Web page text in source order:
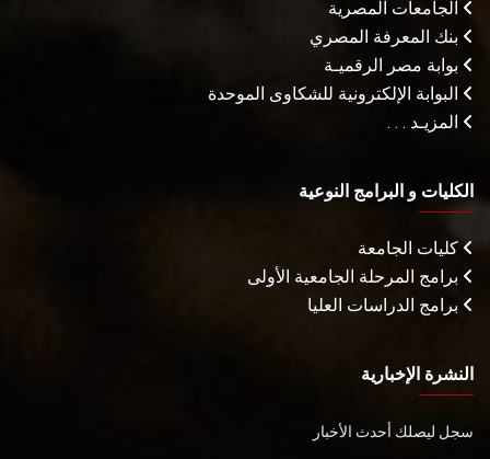
الجامعات المصرية
بنك المعرفة المصري
بوابة مصر الرقميـة
البوابة الإلكترونية للشكاوى الموحدة
المزيـد . . .
الكليات و البرامج النوعية
كليات الجامعة
برامج المرحلة الجامعية الأولى
برامج الدراسات العليا
النشرة الإخبارية
سجل ليصلك أحدث الأخبار